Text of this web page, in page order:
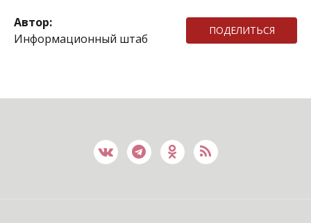
Автор:
Информационный штаб
ПОДЕЛИТЬСЯ